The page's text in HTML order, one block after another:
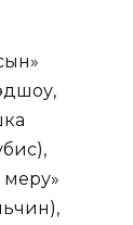
меру»